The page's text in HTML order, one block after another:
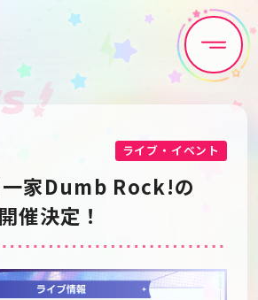
News
Discography
Anime
Media
ライブ・イベント
家Dumb Rock!の
催決定！